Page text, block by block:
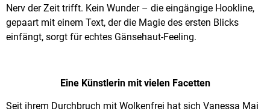
Nerv der Zeit trifft. Kein Wunder – die eingängige Hookline,
gepaart mit einem Text, der die Magie des ersten Blicks
einfängt, sorgt für echtes Gänsehaut-Feeling.
Eine Künstlerin mit vielen Facetten
Seit ihrem Durchbruch mit Wolkenfrei hat sich Vanessa Mai